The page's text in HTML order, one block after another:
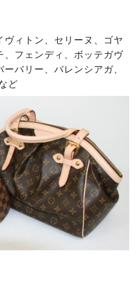
ィトン、セリーヌ、ゴヤ
、フェンディ、ボッテガヴ
バリー、バレンシアガ、
ど